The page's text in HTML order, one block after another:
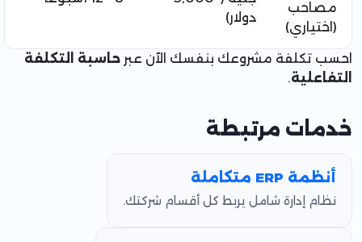
مصاحب
(اختياري)
دولار)
احسب تكلفة مشروعك بنفسك الآن عبر حاسبة التكلفة
التفاعلية.
خدمات مرتبطة
أنظمة ERP متكاملة
نظام إدارة شامل يربط كل أقسام شركتك.